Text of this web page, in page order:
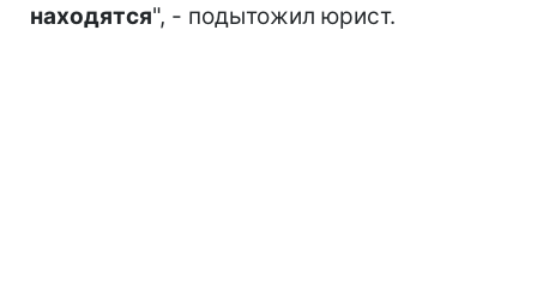
находятся", - подытожил юрист.